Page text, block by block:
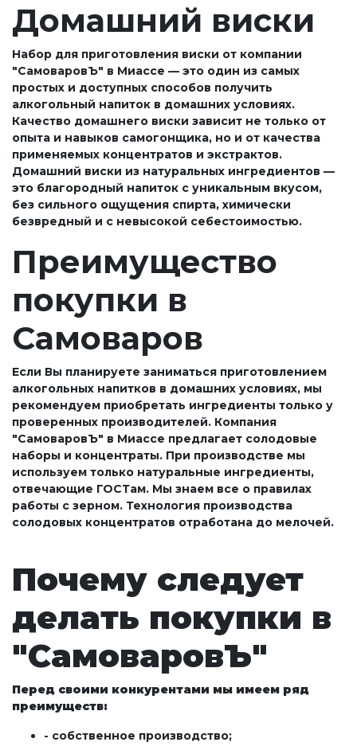
Домашний виски
Набор для приготовления виски от компании
"СамоваровЪ" в Миассе — это один из самых
простых и доступных способов получить
алкогольный напиток в домашних условиях.
Качество домашнего виски зависит не только от
опыта и навыков самогонщика, но и от качества
применяемых концентратов и экстрактов.
Домашний виски из натуральных ингредиентов —
это благородный напиток с уникальным вкусом,
без сильного ощущения спирта, химически
безвредный и с невысокой себестоимостью.
Преимущество
покупки в
Самоваров
Если Вы планируете заниматься приготовлением
алкогольных напитков в домашних условиях, мы
рекомендуем приобретать ингредиенты только у
проверенных производителей. Компания
"СамоваровЪ" в Миассе предлагает солодовые
наборы и концентраты. При производстве мы
используем только натуральные ингредиенты,
отвечающие ГОСТам. Мы знаем все о правилах
работы с зерном. Технология производства
солодовых концентратов отработана до мелочей.
Почему следует
делать покупки в
"СамоваровЪ"
Перед своими конкурентами мы имеем ряд
преимуществ:
- собственное производство;